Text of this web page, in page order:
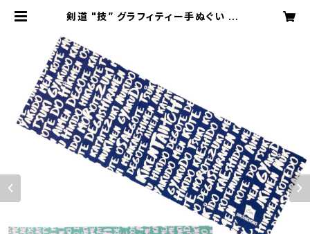
剣道 "技” グラフィティー手ぬぐい | E